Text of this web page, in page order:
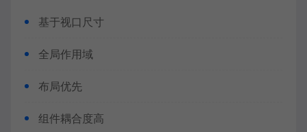
基于视口尺寸
全局作用域
布局优先
组件耦合度高